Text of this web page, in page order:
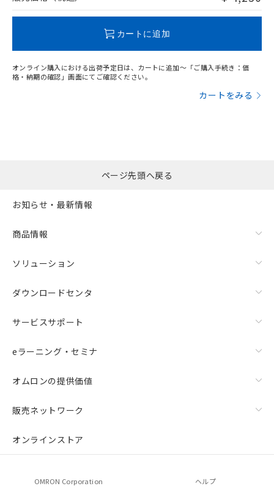
カートに追加
オンライン購入における出荷予定日は、カートに追加～「ご購入手続き：価
格・納期の確認」画面にてご確認ください。
カートをみる
ページ先頭へ戻る
お知らせ・最新情報
商品情報
ソリューション
ダウンロードセンタ
サービスサポート
eラーニング・セミナ
オムロンの提供価値
販売ネットワーク
オンラインストア
OMRON Corporation ヘルプ